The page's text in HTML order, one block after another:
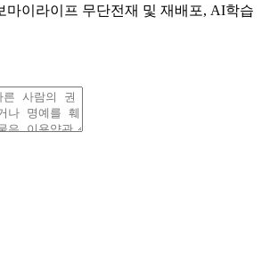
이라이프 무단전재 및 재배포, AI학습